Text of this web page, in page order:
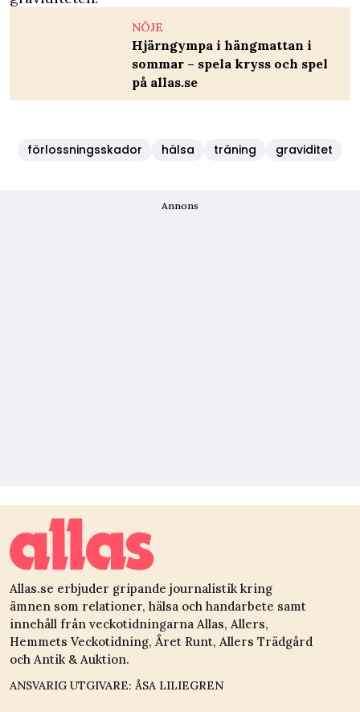
NÖJE
Hjärngympa i hängmattan i
sommar – spela kryss och spel
på allas.se
förlossningsskador hälsa träning graviditet
Annons
Allas.se erbjuder gripande journalistik kring
ämnen som relationer, hälsa och handarbete samt
innehåll från veckotidningarna Allas, Allers,
Hemmets Veckotidning, Året Runt, Allers Trädgård
och Antik & Auktion.
ANSVARIG UTGIVARE: ÅSA LILIEGREN